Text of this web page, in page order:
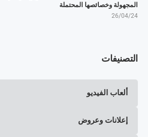
المجهولة وخصائصها المحتملة
26/04/24
التصنيفات
ألعاب الفيديو
إعلانات وعروض